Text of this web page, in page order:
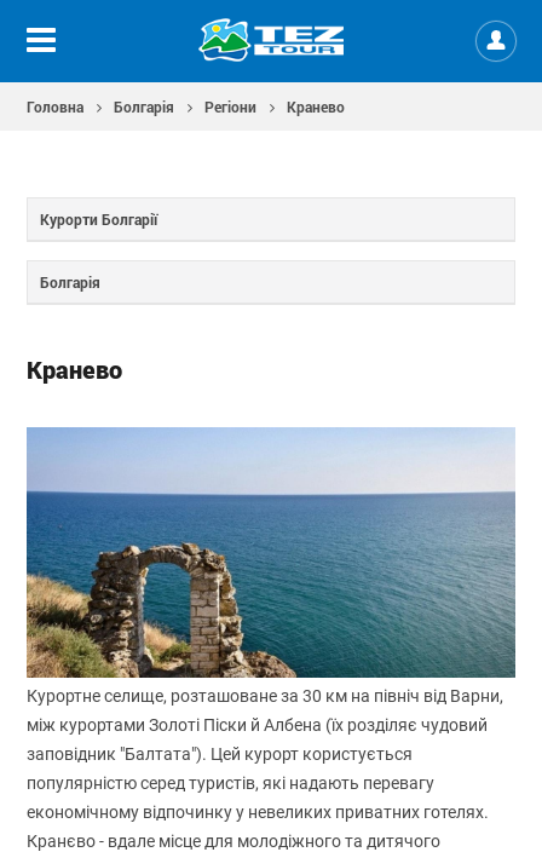
Головна Болгарія Регіони Кранево
Курорти Болгарії
Болгарія
Кранево
Курортне селище, розташоване за 30 км на північ від Варни,
між курортами Золоті Піски й Албена (їх розділяє чудовий
заповідник "Балтата"). Цей курорт користується
популярністю серед туристів, які надають перевагу
економічному відпочинку у невеликих приватних готелях.
Кранєво - вдале місце для молодіжного та дитячого